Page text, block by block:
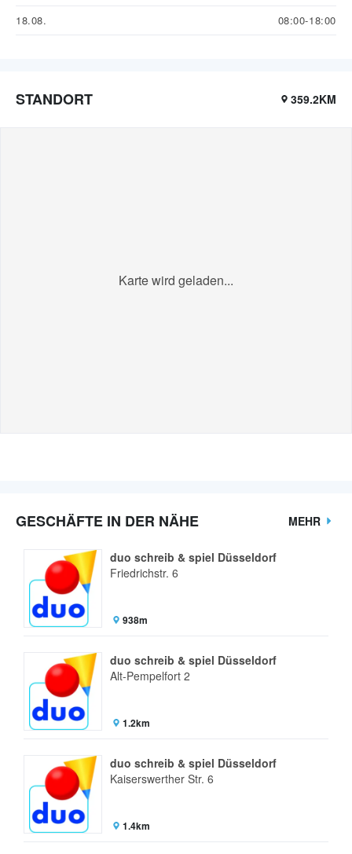
18.08.
08:00-18:00
STANDORT 359.2KM
Karte wird geladen...
GESCHÄFTE IN DER NÄHE MEHR
duo schreib & spiel Düsseldorf
Friedrichstr. 6
938m
duo schreib & spiel Düsseldorf
Alt-Pempelfort 2
1.2km
duo schreib & spiel Düsseldorf
Kaiserswerther Str. 6
1.4km